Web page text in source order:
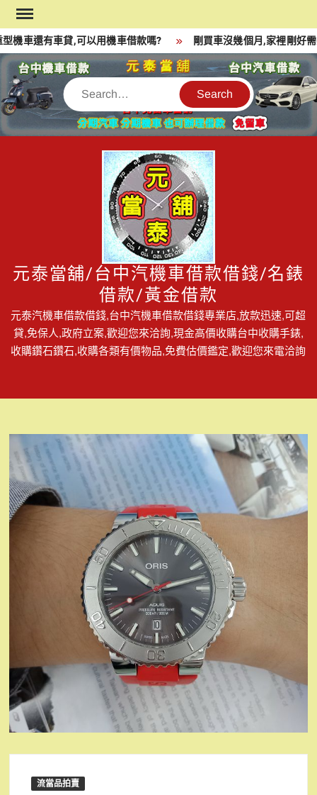
Skip
to
content
機車還有車貸,可以用機車借款嗎? 剛買車沒幾個月,家裡剛好需
Search
元泰當舖/台中汽機車借款借錢/名錶
借款/黃金借款
元泰汽機車借款借錢,台中汽機車借款借錢專業店,放款迅速,可超
貸,免保人,政府立案,歡迎您來洽詢,現金高價收購台中收購手錶,
收購鑽石鑽石,收購各類有價物品,免費估價鑑定,歡迎您來電洽詢
流當品拍賣